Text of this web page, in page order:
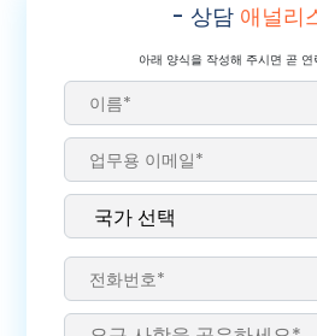
• 소비재 • 에너
- 상담 애널리
아래 양식을 작성해 주시면 곧